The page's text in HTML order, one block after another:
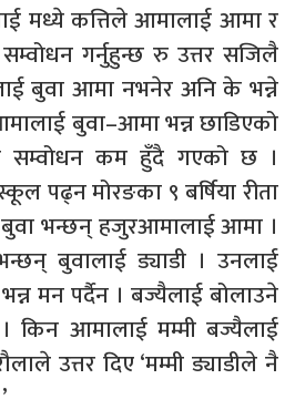
मध्ये कत्तिले आमालाई आमा र
गर्नुहुन्छ रु उत्तर सजिलै
बुवा आमा नभनेर अनि के भन्ने
बुवा–आमा भन्न छाडिएको
सम्वोधन कम हुँदै गएको छ ।
पढ्न मोरङका ९ बर्षिया रीता
बुवा भन्छन् हजुरआमालाई आमा ।
बुवालाई ड्याडी । उनलाई
मन पर्दैन । बज्यैलाई बोलाउने
किन आमालाई मम्मी बज्यैलाई
उत्तर दिए ‘मम्मी ड्याडीले नै